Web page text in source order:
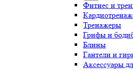
Фитнес и
Тренажеры
Грифы и
Блины
Гантели и
Аксессуары